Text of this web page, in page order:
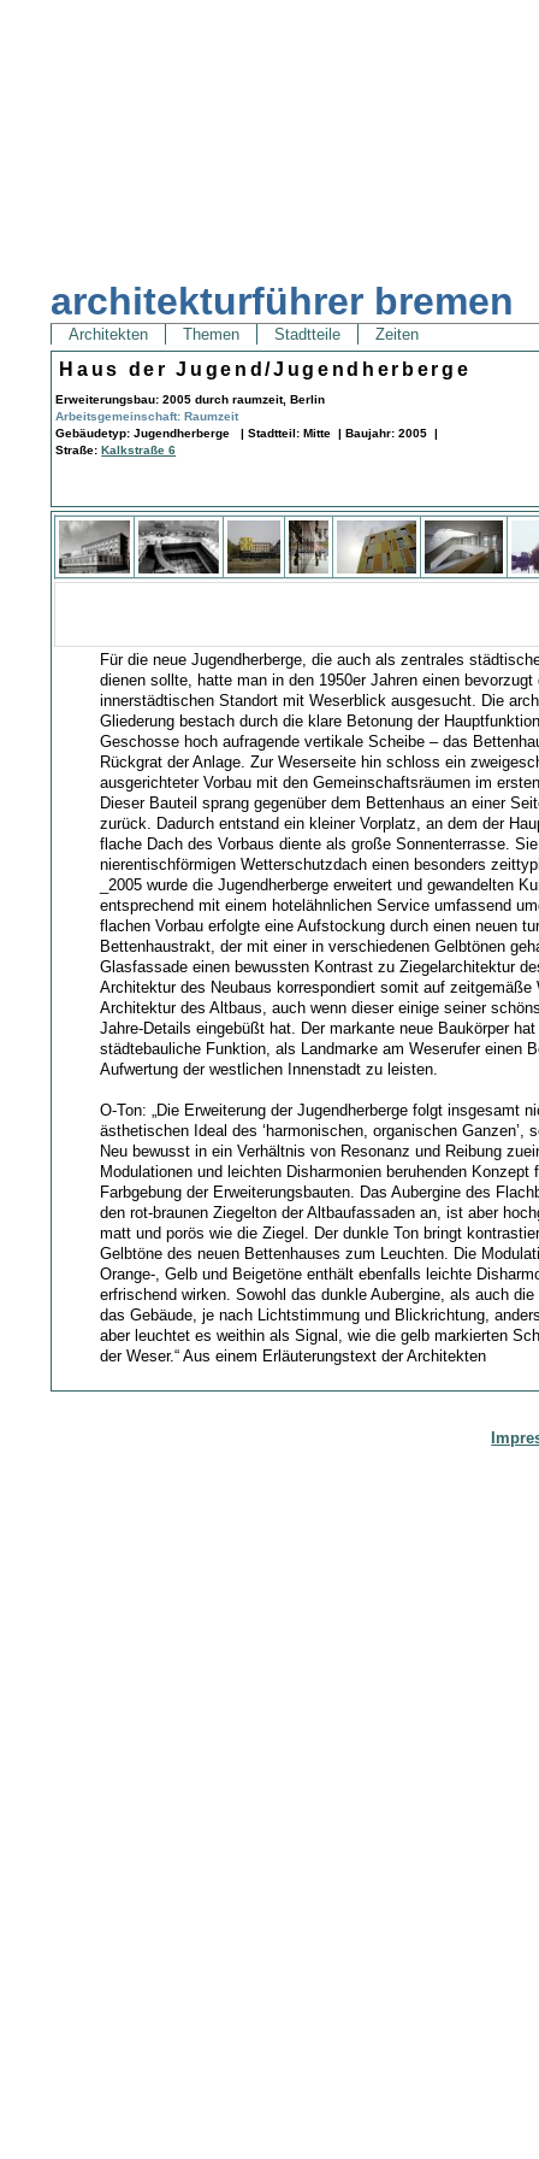
architekturführer bremen
Architekten Themen Stadtteile Zeiten
Haus der Jugend/Jugendherberge
Erweiterungsbau: 2005 durch raumzeit, Berlin
Arbeitsgemeinschaft: Raumzeit
Gebäudetyp: Jugendherberge | Stadtteil: Mitte | Baujahr: 2005 |
Straße:Kalkstraße 6
Für die neue Jugendherberge, die auch als zentrales
dienen sollte, hatte man in den 1950er Jahren einen bevorzugt
innerstädtischen Standort mit Weserblick ausgesucht. Die
Gliederung bestach durch die klare Betonung der
Geschosse hoch aufragende vertikale Scheibe – das
Rückgrat der Anlage. Zur Weserseite hin schloss ein
ausgerichteter Vorbau mit den Gemeinschaftsräumen im
Dieser Bauteil sprang gegenüber dem Bettenhaus an einer
zurück. Dadurch entstand ein kleiner Vorplatz, an dem der
flache Dach des Vorbaus diente als große Sonnenterrasse.
nierentischförmigen Wetterschutzdach einen besonders
_2005 wurde die Jugendherberge erweitert und gewandelten
entsprechend mit einem hotelähnlichen Service umfassend
flachen Vorbau erfolgte eine Aufstockung durch einen neuen
Bettenhaustrakt, der mit einer in verschiedenen Gelbtönen
Glasfassade einen bewussten Kontrast zu Ziegelarchitektur
Architektur des Neubaus korrespondiert somit auf zeitgemäße
Architektur des Altbaus, auch wenn dieser einige seiner
Jahre-Details eingebüßt hat. Der markante neue Baukörper
städtebauliche Funktion, als Landmarke am Weserufer einen
Aufwertung der westlichen Innenstadt zu leisten.
O-Ton: „Die Erweiterung der Jugendherberge folgt insgesamt
ästhetischen Ideal des ‘harmonischen, organischen Ganzen’,
Neu bewusst in ein Verhältnis von Resonanz und Reibung
Modulationen und leichten Disharmonien beruhenden Konzept
Farbgebung der Erweiterungsbauten. Das Aubergine des
den rot-braunen Ziegelton der Altbaufassaden an, ist aber
matt und porös wie die Ziegel. Der dunkle Ton bringt
Gelbtöne des neuen Bettenhauses zum Leuchten. Die
Orange-, Gelb und Beigetöne enthält ebenfalls leichte
erfrischend wirken. Sowohl das dunkle Aubergine, als auch
das Gebäude, je nach Lichtstimmung und Blickrichtung,
aber leuchtet es weithin als Signal, wie die gelb markierten
der Weser.“ Aus einem Erläuterungstext der Architekten